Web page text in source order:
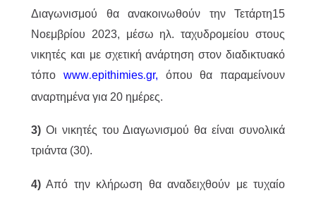
Διαγωνισμού θα ανακοινωθούν την Τετάρτη15
Νοεμβρίου 2023, μέσω ηλ. ταχυδρομείου στους
νικητές και με σχετική ανάρτηση στον διαδικτυακό
τόπο www.epithimies.gr, όπου θα παραμείνουν
αναρτημένα για 20 ημέρες.
3) Οι νικητές του Διαγωνισμού θα είναι συνολικά
τριάντα (30).
4) Από την κλήρωση θα αναδειχθούν με τυχαίο